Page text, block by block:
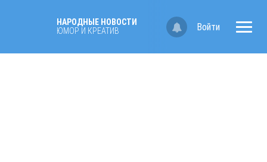
НАРОДНЫЕ НОВОСТИ
ЮМОР И КРЕАТИВ
Войти